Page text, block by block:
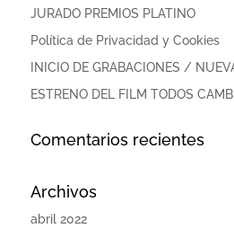
JURADO PREMIOS PLATINO
Política de Privacidad y Cookies
INICIO DE GRABACIONES /
ESTRENO DEL FILM TODOS
Comentarios recientes
Archivos
abril 2022